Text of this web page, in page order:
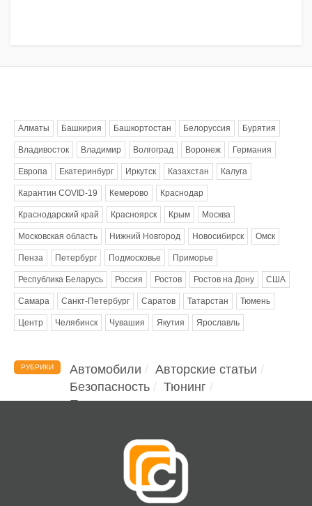
Алматы Башкирия Башкортостан Белоруссия Бурятия
Владивосток Владимир Волгоград Воронеж Германия
Европа Екатеринбург Иркутск Казахстан Калуга
Карантин COVID-19 Кемерово Краснодар
Краснодарский край Красноярск Крым Москва
Московская область Нижний Новгород Новосибирск Омск
Пенза Петербург Подмосковье Приморье
Республика Беларусь Россия Ростов Ростов на Дону США
Самара Санкт-Петербург Саратов Татарстан Тюмень
Центр Челябинск Чувашия Якутия Ярославль
РУБРИКИ Автомобили
Авторские статьи
Безопасность
Тюнинг
Помощь водителю